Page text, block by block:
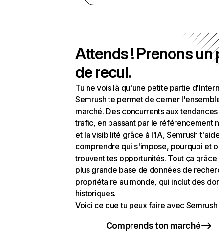
Attends ! Prenons un
de recul.
Tu ne vois là qu'une petite partie
Semrush te permet de cerner
marché. Des concurrents aux
trafic, en passant par le référencement
et la visibilité grâce à l'IA, Semrush
comprendre qui s'impose, pourquoi et
trouvent tes opportunités. Tout ça grâce
plus grande base de données de
propriétaire au monde, qui inclut des
historiques.
Voici ce que tu peux faire avec Semrush
Comprends ton marché